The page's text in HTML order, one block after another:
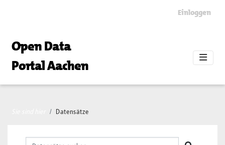
Einloggen
Open Data
Portal Aachen
Datensätze